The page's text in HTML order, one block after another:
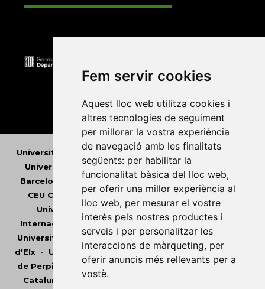
Fem servir cookies
Aquest lloc web utilitza cookies i
altres tecnologies de seguiment
per millorar la vostra experiència
de navegació amb les finalitats
següents: per habilitar la
funcionalitat bàsica del lloc web,
per oferir una millor experiència al
lloc web, per mesurar el vostre
interès pels nostres productes i
serveis i per personalitzar les
interaccions de màrqueting, per
oferir anuncis més rellevants per a
vostè.
Universitat Abat Oliba CEU•Universitat d'Alacant
Universitat d'Andorra•Universitat Autònoma de
Barcelona
Universitat de Barcelona•Universitat
CEU Cardenal Herrera•Universitat de Girona •
Universitat de les Illes Balears•
Universitat
Internacional de Catalunya•Universitat Jaume I
Universitat de Lleida• Universitat Miguel Hernández
d'Elx• Universitat Oberta de Catalunya•Universitat
de Perpinyà Via Domitia•Universitat Politècnica de
Catalunya
Universitat Politècnica de València